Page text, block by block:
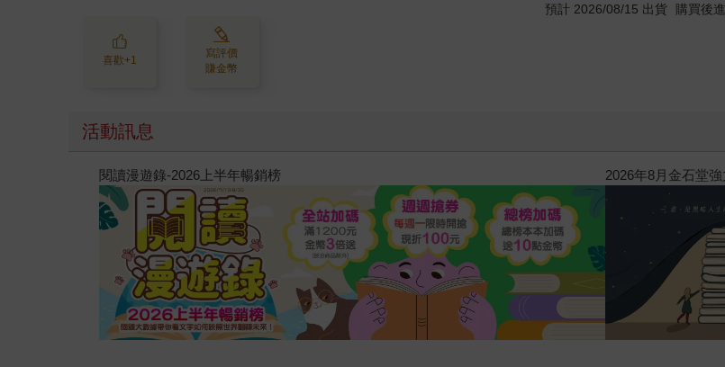
喜歡+1
寫評價
賺金幣
預計 2026/08/15 出貨
購買後
活動訊息
閱讀漫遊錄-2026上半年暢銷榜 2026年8月金石堂